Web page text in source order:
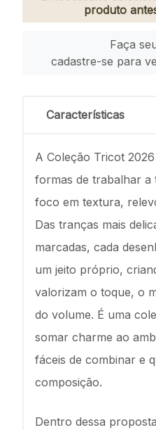
produto
Faça
cadastre-se para
Características
A Coleção Tricot
formas de trabalhar a
foco em textura,
Das tranças mais
marcadas, cada
um jeito próprio,
valorizam o toque, o
do volume. É uma
somar charme ao
fáceis de combinar e
composição.
Dentro dessa